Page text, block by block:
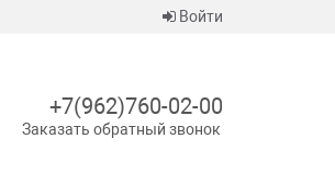
Войти
+7(962)760-02-00
Заказать обратный звонок